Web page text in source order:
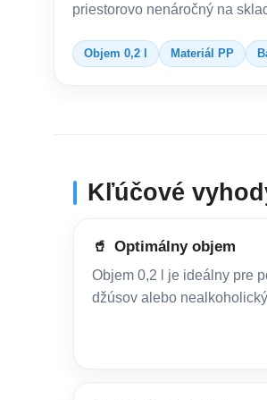
priestorovo nenáročný na
Objem 0,2 l Materiál PP
Kľúčové
🥤 Optimálny objem
Objem 0,2 l je ideálny pre
džúsov alebo